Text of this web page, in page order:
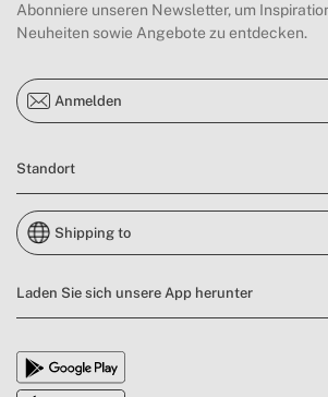
Abonniere unseren Newsletter, um
Neuheiten sowie Angebote zu entdecken.
Anmelden
Standort
Shipping to
Laden Sie sich unsere App herunter